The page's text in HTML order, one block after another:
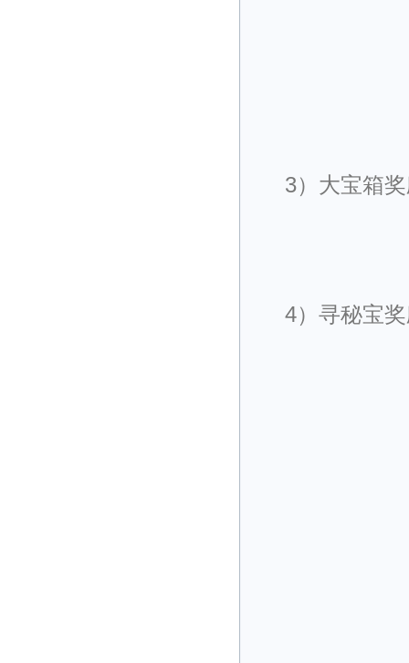
3）大宝箱
4）寻秘宝